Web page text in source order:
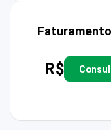
Faturamento
R$